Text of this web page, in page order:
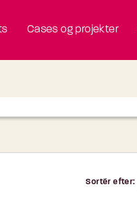
Cases og projekter
Sortér efter